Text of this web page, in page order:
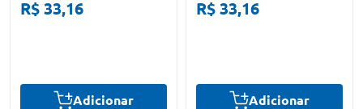
R$ 33,16
Adicionar
R$ 33,16
Adicionar